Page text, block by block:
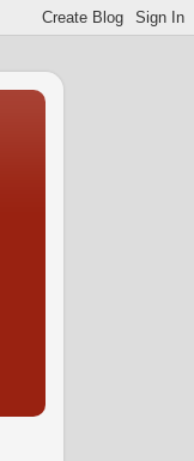
• पर्यावरण आदि